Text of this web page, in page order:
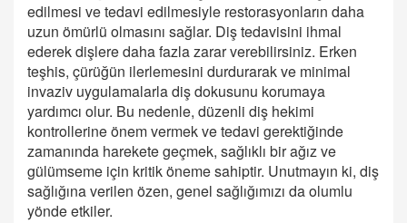
edilmesi ve tedavi edilmesiyle restorasyonların daha
uzun ömürlü olmasını sağlar. Diş tedavisini ihmal
ederek dişlere daha fazla zarar verebilirsiniz. Erken
teşhis, çürüğün ilerlemesini durdurarak ve minimal
invaziv uygulamalarla diş dokusunu korumaya
yardımcı olur. Bu nedenle, düzenli diş hekimi
kontrollerine önem vermek ve tedavi gerektiğinde
zamanında harekete geçmek, sağlıklı bir ağız ve
gülümseme için kritik öneme sahiptir. Unutmayın ki, diş
sağlığına verilen özen, genel sağlığımızı da olumlu
yönde etkiler.